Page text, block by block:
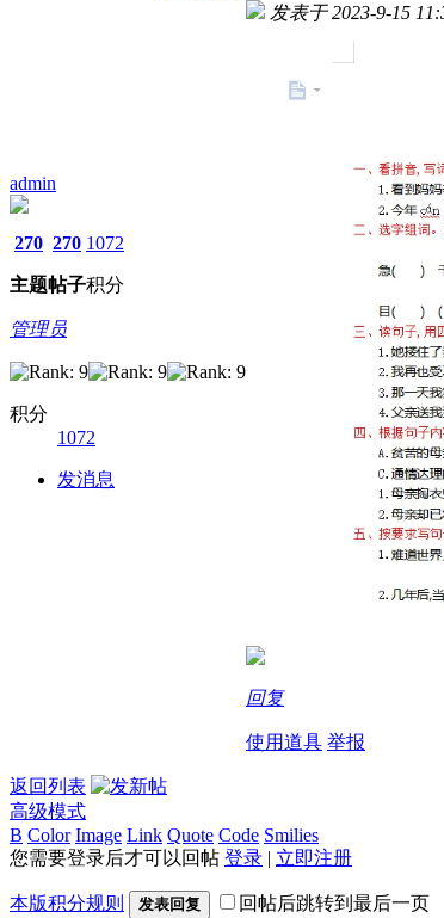
admin
270
主题
270
帖子
1072
积分
管理员
积分
1072
发消息
发表于 2023-9-15
回复
使用道具 举报
返回列表
高级模式
B Color Image Link Quote Code Smilies
您需要登录后才可以回帖 登录 | 立即注册
本版积分规则 发表回复 回帖后跳转到最后一页